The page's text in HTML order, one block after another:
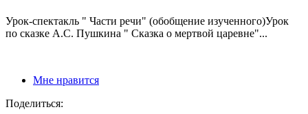
Урок-спектакль " Части речи" (обобщение изученного)Урок
по сказке А.С. Пушкина " Сказка о мертвой царевне"...
Мне нравится
Поделиться: